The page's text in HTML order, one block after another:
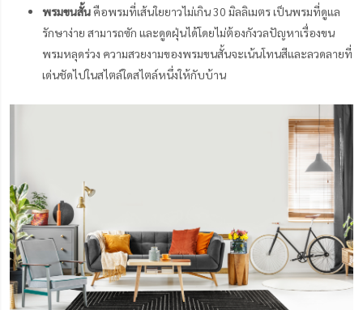
พรมขนสั้นคือพรมที่เส้นใยยาวไม่เกิน 30 มิลลิเมตร เป็นพรมที่ดูแล
รักษาง่าย สามารถซัก และดูดฝุ่นได้โดยไม่ต้องกังวลปัญหาเรื่องขน
พรมหลุดร่วง ความสวยงามของพรมขนสั้นจะเน้นโทนสีและลวดลายที่
เด่นชัดไปในสไตล์ใดสไตล์หนึ่งให้กับบ้าน